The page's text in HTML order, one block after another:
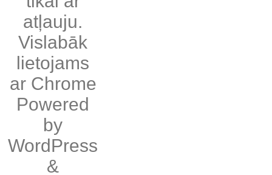
atļauju.
Vislabāk
lietojams
ar Chrome
Powered
by
WordPress
&